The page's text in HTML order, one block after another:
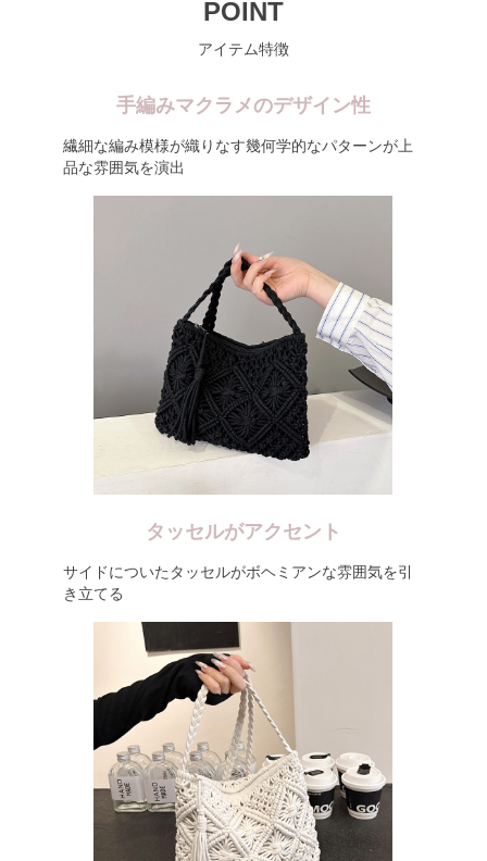
POINT
アイテム特徴
手編みマクラメのデザイン性
繊細な編み模様が織りなす幾何学的なパターンが上
品な雰囲気を演出
タッセルがアクセント
サイドについたタッセルがボヘミアンな雰囲気を引
き立てる